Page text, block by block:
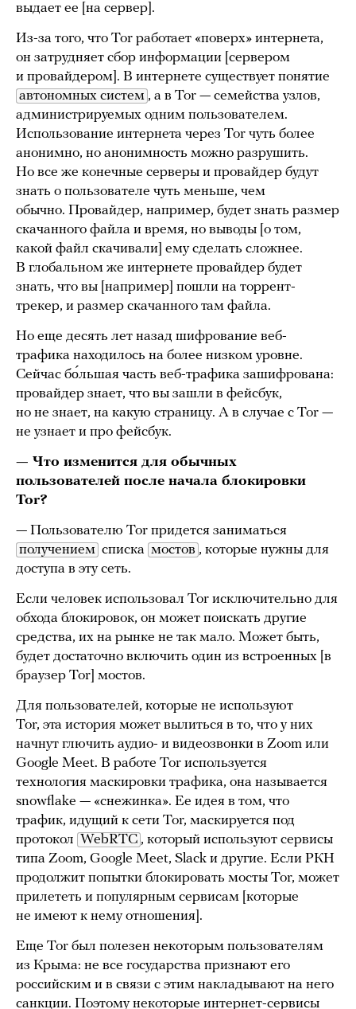
выдает ее [на сервер].
Из-за того, что Tor работает «поверх» интернета,
он затрудняет сбор информации [сервером
и провайдером]. В интернете существует понятие
автономных систем , а в Tor — семейства узлов,
администрируемых одним пользователем.
Использование интернета через Tor чуть более
анонимно, но анонимность можно разрушить.
Но все же конечные серверы и провайдер будут
знать о пользователе чуть меньше, чем
обычно. Провайдер, например, будет знать размер
скачанного файла и время, но выводы [о том,
какой файл скачивали] ему сделать сложнее.
В глобальном же интернете провайдер будет
знать, что вы [например] пошли на торрент-
трекер, и размер скачанного там файла.
Но еще десять лет назад шифрование веб-
трафика находилось на более низком уровне.
Сейчас бо́льшая часть веб-трафика зашифрована:
провайдер знает, что вы зашли в фейсбук,
но не знает, на какую страницу. А в случае с Tor —
не узнает и про фейсбук.
— Что изменится для обычных
пользователей после начала блокировки
Tor?
— Пользователю Tor придется заниматься
получением списка мостов , которые нужны для
доступа в эту сеть.
Если человек использовал Tor исключительно для
обхода блокировок, он может поискать другие
средства, их на рынке не так мало. Может быть,
будет достаточно включить один из встроенных [в
браузер Tor] мостов.
Для пользователей, которые не используют
Tor, эта история может вылиться в то, что у них
начнут глючить аудио- и видеозвонки в Zoom или
Google Meet. В работе Tor используется
технология маскировки трафика, она называется
snowflake — «снежинка». Ее идея в том, что
трафик, идущий к сети Tor, маскируется под
протокол WebRTC , который используют сервисы
типа Zoom, Google Meet, Slack и другие. Если РКН
продолжит попытки блокировать мосты Tor, может
прилететь и популярным сервисам [которые
не имеют к нему отношения].
Еще Tor был полезен некоторым пользователям
из Крыма: не все государства признают его
российским и в связи с этим накладывают на него
санкции. Поэтому некоторые интернет-сервисы